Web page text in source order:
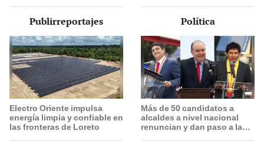
Publirreportajes
Electro Oriente impulsa
energía limpia y confiable en
las fronteras de Loreto
Política
Más de 50 candidatos a
alcaldes a nivel nacional
renuncian y dan paso a la